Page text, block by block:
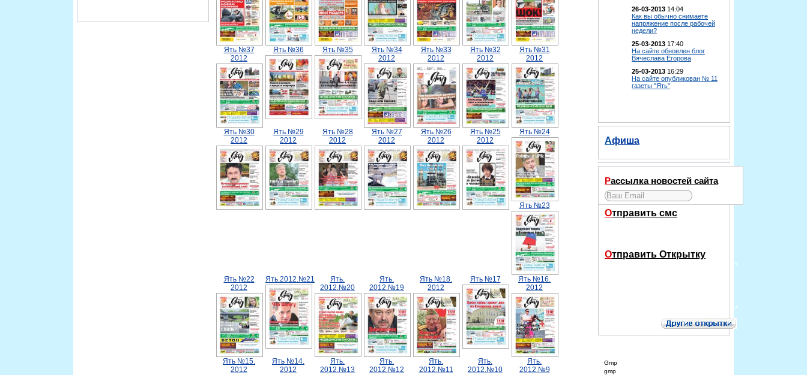
Ять №37
2012
Ять №36 Ять №35
Ять №34
2012
Ять №33
2012
Ять №32
2012
Ять №31
2012
Ять №30
2012
Ять №29
2012
Ять №28
2012
Ять №27
2012
Ять №26
2012
Ять №25
2012
Ять №24
Ять №23
Ять №22
2012
Ять.2012.№21
Ять.
2012.№20
Ять.
2012.№19
Ять №18.
2012
Ять №17
Ять №16.
2012
Ять №15.
2012
Ять №14.
2012
Ять.
2012.№13
Ять.
2012.№12
Ять.
2012.№11
Ять.
2012.№10
Ять.
2012.№9
26-03-2013 14:04
Как вы обычно снимаете
напряжение после рабочей
недели?
25-03-2013 17:40
На сайте обновлен блог
Вячеслава Егорова
25-03-2013 16:29
На сайте опубликован № 11
газеты "Ять"
Афиша
Рассылка новостей сайта
Отправить смс
Отправить Открытку
Gmp
gmp